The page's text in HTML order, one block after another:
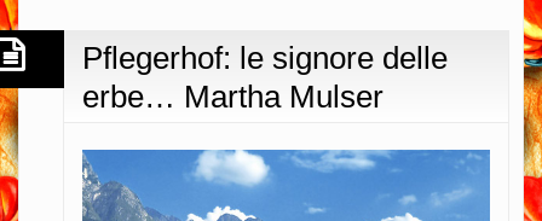
Pflegerhof: le signore delle
erbe… Martha Mulser